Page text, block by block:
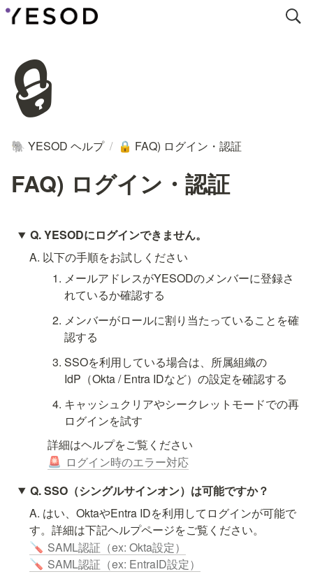
🔒
🐘 YESOD ヘルプ / 🔒 FAQ) ログイン・認証
FAQ) ログイン・認証
Q. YESODにログインできません。
A. 以下の手順をお試しください
メールアドレスがYESODのメンバーに登録さ
れているか確認する
メンバーがロールに割り当たっていることを確
認する
SSOを利用している場合は、所属組織の
IdP（Okta / Entra IDなど）の設定を確認する
キャッシュクリアやシークレットモードでの再
ログインを試す
詳細はヘルプをご覧ください
🚨 ログイン時のエラー対応
Q. SSO（シングルサインオン）は可能ですか？
A. はい、OktaやEntra IDを利用してログインが可能で
🪛 SAML認証（ex: Okta設定）
🪛 SAML認証（ex: EntraID設定）